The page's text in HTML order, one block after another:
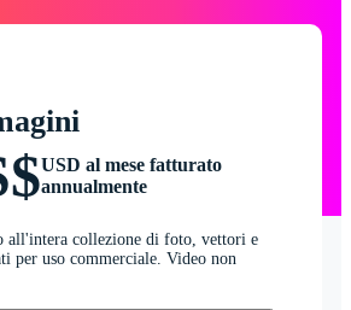
USD al mese fatturato
annualmente
all'intera collezione di foto, vettori e
per uso commerciale. Video non